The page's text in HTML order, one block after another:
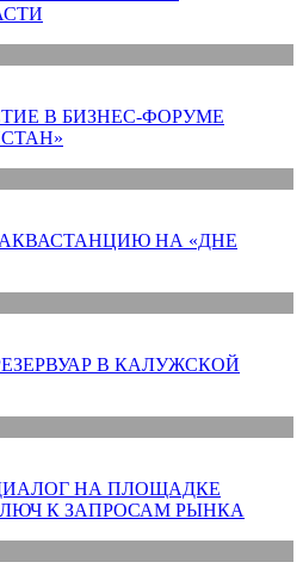
В БИЗНЕС-ФОРУМЕ
НА «ДНЕ
В КАЛУЖСКОЙ
НА ПЛОЩАДКЕ
К ЗАПРОСАМ РЫНКА